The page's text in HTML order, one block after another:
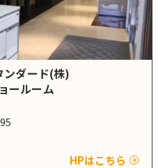
ンダード(株)
ールーム
HPはこちら